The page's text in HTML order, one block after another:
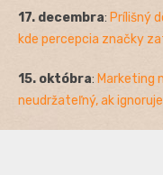
17. decembra: Prílišný
kde percepcia značky
15. októbra: Marketing
neudržateľný, ak